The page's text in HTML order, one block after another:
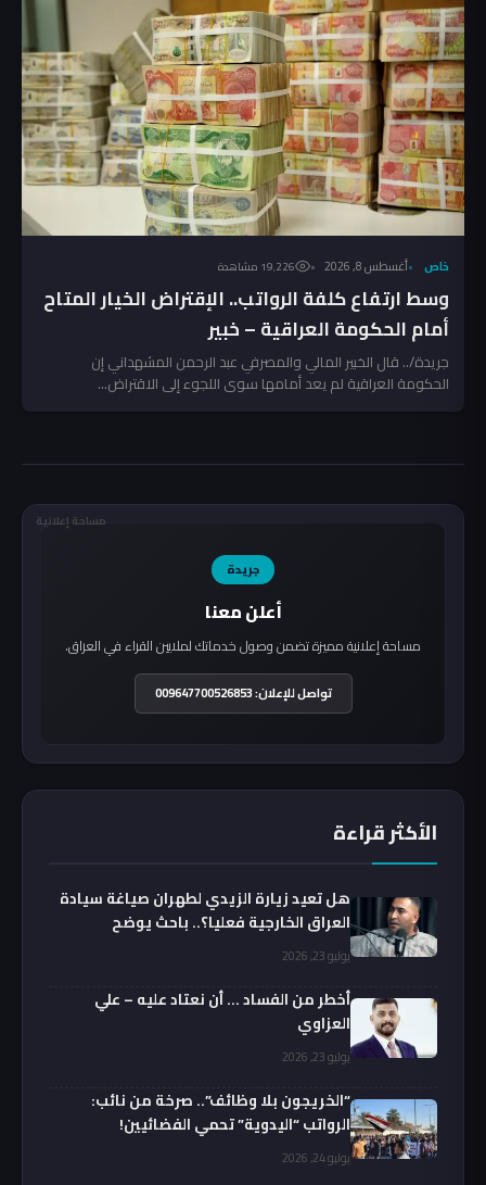
خاص أغسطس 8, 2026 19٬226 مشاهدة
وسط ارتفاع كلفة الرواتب.. الإقتراض الخيار المتاح
أمام الحكومة العراقية – خبير
جريدة/.. قال الخبير المالي والمصرفي عبد الرحمن المشهداني إن
الحكومة العراقية لم يعد أمامها سوى اللجوء إلى الاقتراض...
مساحة إعلانية
جريدة
أعلن معنا
مساحة إعلانية مميزة تضمن وصول خدماتك لملايين القراء في العراق.
تواصل للإعلان: 009647700526853
الأكثر قراءة
هل تعيد زيارة الزيدي لطهران صياغة سيادة
العراق الخارجية فعليا؟.. باحث يوضح
يوليو 23, 2026
أخطر من الفساد … أن نعتاد عليه – علي
العزاوي
يوليو 23, 2026
“الخريجون بلا وظائف”.. صرخة من نائب:
الرواتب “اليدوية” تحمي الفضائيين!
يوليو 24, 2026